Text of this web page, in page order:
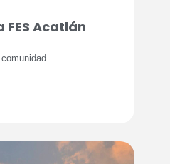
FES Acatlán